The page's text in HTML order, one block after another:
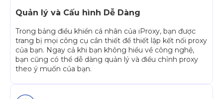
Quản lý và Cấu hình Dễ Dàng
Trong bảng điều khiển cá nhân của iProxy, bạn được
trang bị mọi công cụ cần thiết để thiết lập kết nối proxy
của bạn. Ngay cả khi bạn không hiểu về công nghệ,
bạn cũng có thể dễ dàng quản lý và điều chỉnh proxy
theo ý muốn của bạn.